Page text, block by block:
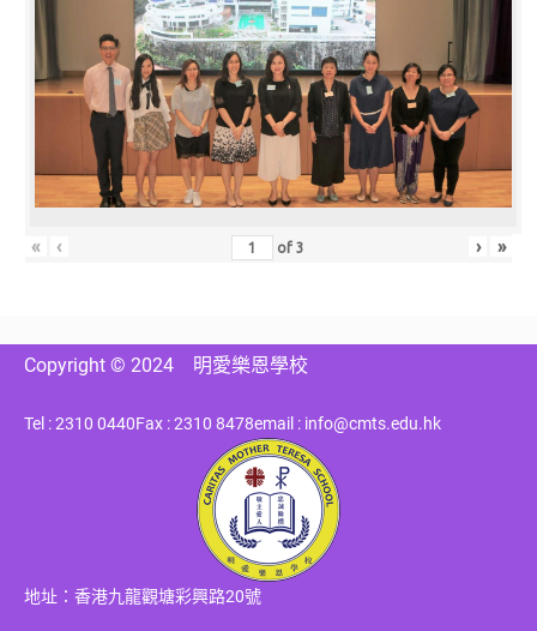
« ‹ of3 › »
Copyright © 2024 明愛樂恩學校
Tel : 2310 0440Fax : 2310 8478email : info@cmts.edu.hk
地址：香港九龍觀塘彩興路20號